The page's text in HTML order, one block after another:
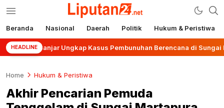
liputan24.net
Beranda Nasional Daerah Politik Hukum & Peristiwa
HEADLINE
Banjar Ungkap Kasus Pembunuhan Berencana di Sungai Pinang
Home Hukum & Peristiwa
Akhir Pencarian Pemuda